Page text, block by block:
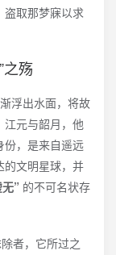
盗取那梦寐以求
之殇
浮出水面，将故
江元与韶月，他
份，是来自遥远
的文明星球，并
” 的不可名状存
者，它所过之